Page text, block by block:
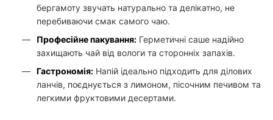
бергамоту звучать натурально та делікатно, не
перебиваючи смак самого чаю.
Професійне пакування: Герметичні саше надійно
захищають чай від вологи та сторонніх запахів.
Гастрономія: Напій ідеально підходить для ділових
ланчів, поєднується з лимоном, пісочним печивом та
легкими фруктовими десертами.